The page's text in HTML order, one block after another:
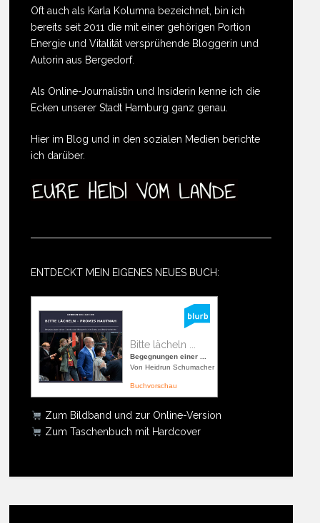
Oft auch als Karla Kolumna bezeichnet, bin ich
bereits seit 2011 die mit einer gehörigen Portion
Energie und Vitalität versprühende Bloggerin und
Autorin aus Bergedorf.
Als Online-Journalistin und Insiderin kenne ich die
Ecken unserer Stadt Hamburg ganz genau.
Hier im Blog und in den sozialen Medien berichte
ich darüber.
ENTDECKT MEIN EIGENES NEUES BUCH:
Bitte lächeln ...
Begegnungen einer ...
Von Heidrun Schumacher
Buchvorschau
Zum Bildband und zur Online-Version
Zum Taschenbuch mit Hardcover